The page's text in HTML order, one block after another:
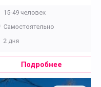
15-49 человек
Самостоятельно
2 дня
Подробнее